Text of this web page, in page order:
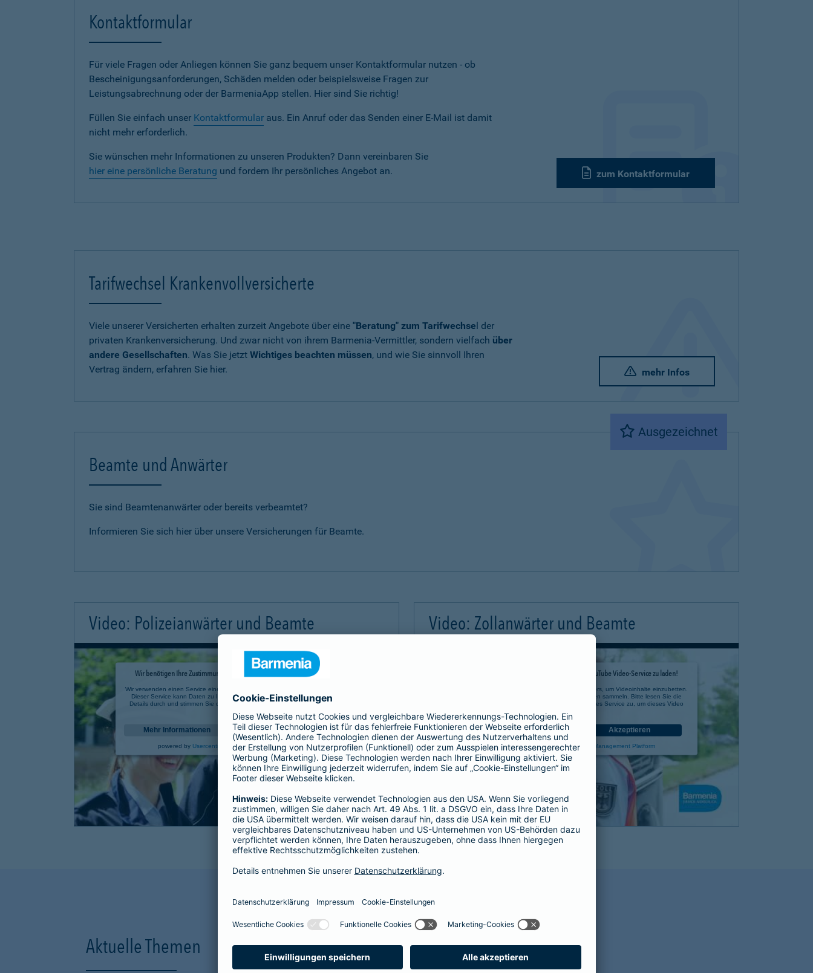
Kontaktformular
Für viele Fragen oder Anliegen können Sie ganz bequem unser Kontaktformular nutzen - ob
Bescheinigungsanforderungen, Schäden melden oder beispielsweise Fragen zur
Leistungsabrechnung oder der BarmeniaApp stellen. Hier sind Sie richtig!
Füllen Sie einfach unser Kontaktformular aus. Ein Anruf oder das Senden einer E-Mail ist damit
nicht mehr erforderlich.
Sie wünschen mehr Informationen zu unseren Produkten? Dann vereinbaren Sie
hier eine persönliche Beratung und fordern Ihr persönliches Angebot an. zum Kontaktformular
Tarifwechsel Krankenvollversicherte
Viele unserer Versicherten erhalten zurzeit Angebote über eine "Beratung" zum Tarifwechsel der
privaten Krankenversicherung. Und zwar nicht von ihrem Barmenia-Vermittler, sondern vielfach über
andere Gesellschaften. Was Sie jetzt Wichtiges beachten müssen, und wie Sie sinnvoll Ihren
Vertrag ändern, erfahren Sie hier.
mehr Infos
Ausgezeichnet
Beamte und Anwärter
Sie sind Beamtenanwärter oder bereits verbeamtet?
Informieren Sie sich hier über unsere Versicherungen für Beamte.
Video: Polizeianwärter und Beamte
Wir benötigen Ihre Zustimmung, um den YouTube Video-Service zu laden!
Wir verwenden einen Service eines Drittanbieters, um Videoinhalte einzubetten.
Dieser Service kann Daten zu Ihren Aktivitäten sammeln. Bitte lesen Sie die
Details durch und stimmen Sie der Nutzung des Service zu, um dieses Video
Mehr Informationen Akzeptieren
powered by Usercentrics Consent Management Platform
Video: Zollanwärter und Beamte
Wir benötigen Ihre Zustimmung, um den YouTube Video-Service zu laden!
Wir verwenden einen Service eines Drittanbieters, um Videoinhalte einzubetten.
Dieser Service kann Daten zu Ihren Aktivitäten sammeln. Bitte lesen Sie die
Details durch und stimmen Sie der Nutzung des Service zu, um dieses Video
Mehr Informationen Akzeptieren
powered byUsercentrics Consent Management Platform
Aktuelle Themen